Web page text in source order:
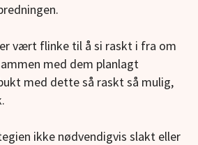
vært flinke til å si raskt i fra om
med dem planlagt
med dette så raskt så mulig,
ikke nødvendigvis slakt eller